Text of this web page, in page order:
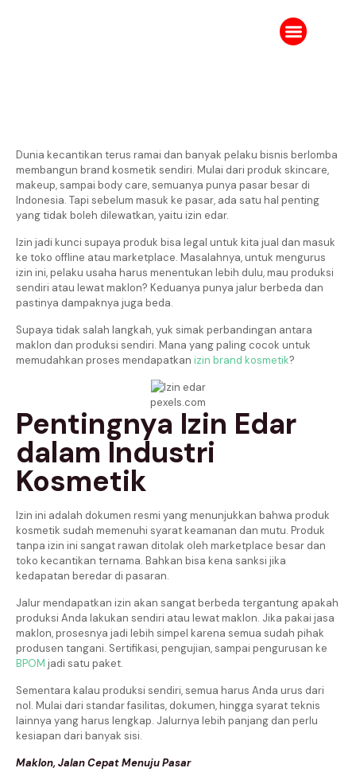
Dunia kecantikan terus ramai dan banyak pelaku bisnis berlomba
membangun brand kosmetik sendiri. Mulai dari produk skincare,
makeup, sampai body care, semuanya punya pasar besar di
Indonesia. Tapi sebelum masuk ke pasar, ada satu hal penting
yang tidak boleh dilewatkan, yaitu izin edar.
Izin jadi kunci supaya produk bisa legal untuk kita jual dan masuk
ke toko offline atau marketplace. Masalahnya, untuk mengurus
izin ini, pelaku usaha harus menentukan lebih dulu, mau produksi
sendiri atau lewat maklon? Keduanya punya jalur berbeda dan
pastinya dampaknya juga beda.
Supaya tidak salah langkah, yuk simak perbandingan antara
maklon dan produksi sendiri. Mana yang paling cocok untuk
memudahkan proses mendapatkan izin brand kosmetik?
pexels.com
Pentingnya Izin Edar
dalam Industri
Kosmetik
Izin ini adalah dokumen resmi yang menunjukkan bahwa produk
kosmetik sudah memenuhi syarat keamanan dan mutu. Produk
tanpa izin ini sangat rawan ditolak oleh marketplace besar dan
toko kecantikan ternama. Bahkan bisa kena sanksi jika
kedapatan beredar di pasaran.
Jalur mendapatkan izin akan sangat berbeda tergantung apakah
produksi Anda lakukan sendiri atau lewat maklon. Jika pakai jasa
maklon, prosesnya jadi lebih simpel karena semua sudah pihak
produsen tangani. Sertifikasi, pengujian, sampai pengurusan ke
BPOM jadi satu paket.
Sementara kalau produksi sendiri, semua harus Anda urus dari
nol. Mulai dari standar fasilitas, dokumen, hingga syarat teknis
lainnya yang harus lengkap. Jalurnya lebih panjang dan perlu
kesiapan dari banyak sisi.
Maklon, Jalan Cepat Menuju Pasar